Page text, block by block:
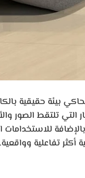
بيئة حقيقية
تلتقط الصور
أكثر تفاعلية وواقعية.